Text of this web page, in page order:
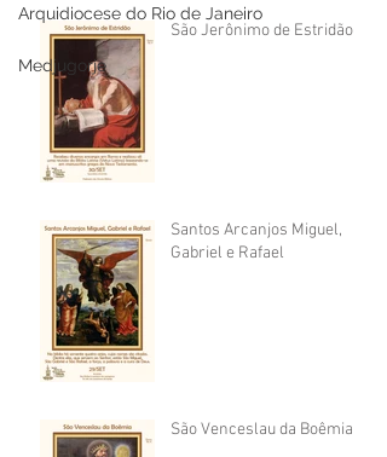
Arquidiocese do Rio de Janeiro
Medjugorje
São Jerônimo de Estridão
Santos Arcanjos Miguel,
Gabriel e Rafael
São Venceslau da Boêmia